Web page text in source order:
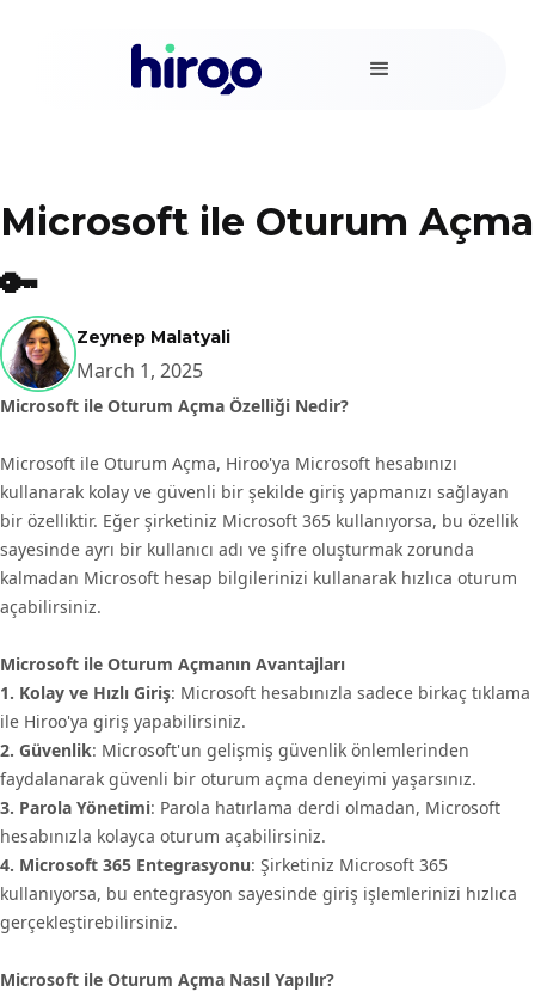
Microsoft ile Oturum Açma
🔑
Zeynep Malatyali
March 1, 2025
Microsoft ile Oturum Açma Özelliği Nedir?
Microsoft ile Oturum Açma, Hiroo'ya Microsoft hesabınızı
kullanarak kolay ve güvenli bir şekilde giriş yapmanızı sağlayan
bir özelliktir. Eğer şirketiniz Microsoft 365 kullanıyorsa, bu özellik
sayesinde ayrı bir kullanıcı adı ve şifre oluşturmak zorunda
kalmadan Microsoft hesap bilgilerinizi kullanarak hızlıca oturum
açabilirsiniz.
Microsoft ile Oturum Açmanın Avantajları
1. Kolay ve Hızlı Giriş: Microsoft hesabınızla sadece birkaç tıklama
ile Hiroo'ya giriş yapabilirsiniz.
2. Güvenlik: Microsoft'un gelişmiş güvenlik önlemlerinden
faydalanarak güvenli bir oturum açma deneyimi yaşarsınız.
3. Parola Yönetimi: Parola hatırlama derdi olmadan, Microsoft
hesabınızla kolayca oturum açabilirsiniz.
4. Microsoft 365 Entegrasyonu: Şirketiniz Microsoft 365
kullanıyorsa, bu entegrasyon sayesinde giriş işlemlerinizi hızlıca
gerçekleştirebilirsiniz.
Microsoft ile Oturum Açma Nasıl Yapılır?